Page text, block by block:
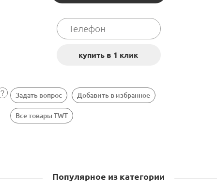
Задать вопрос Добавить в избранное
Все товары TWT
Популярное из категории